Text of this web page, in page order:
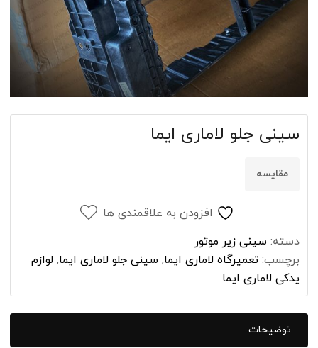
سینی جلو لاماری ایما
مقایسه
افزودن به علاقمندی ها
دسته: سینی زیر موتور
برچسب: تعمیرگاه لاماری ایما, سینی جلو لاماری ایما, لوازم
یدکی لاماری ایما
توضیحات